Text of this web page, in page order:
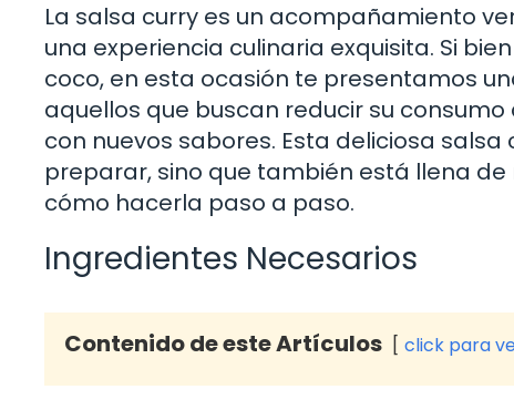
La salsa curry es un acompañamiento
una experiencia culinaria exquisita. Si
coco, en esta ocasión te presentamos
aquellos que buscan reducir su
con nuevos sabores. Esta deliciosa
preparar, sino que también está llena
cómo hacerla paso a paso.
Ingredientes Necesarios
Contenido de este Artículos click para